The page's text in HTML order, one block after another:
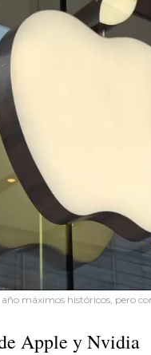
máximos históricos, pero
Apple y Nvidia